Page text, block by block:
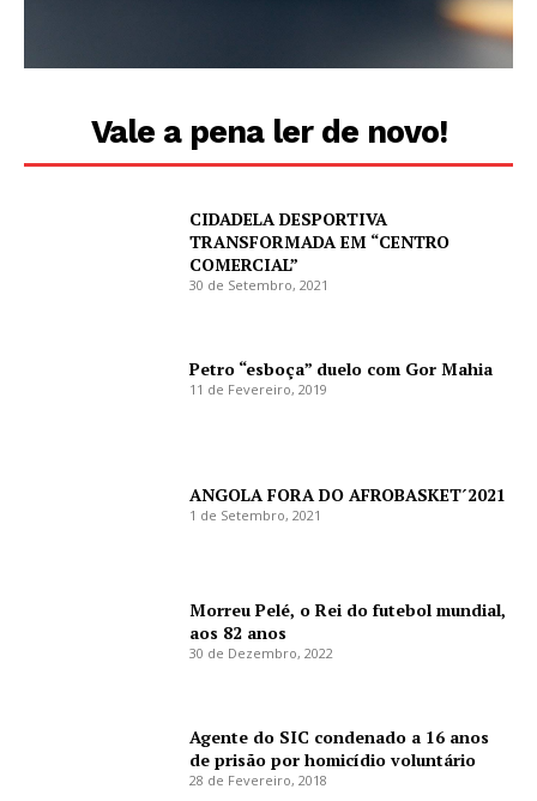
Vale a pena ler de novo!
CIDADELA DESPORTIVA
TRANSFORMADA EM “CENTRO
COMERCIAL”
30 de Setembro, 2021
Petro “esboça” duelo com Gor Mahia
11 de Fevereiro, 2019
ANGOLA FORA DO AFROBASKET´2021
1 de Setembro, 2021
Morreu Pelé, o Rei do futebol mundial,
aos 82 anos
30 de Dezembro, 2022
Agente do SIC condenado a 16 anos
de prisão por homicídio voluntário
28 de Fevereiro, 2018